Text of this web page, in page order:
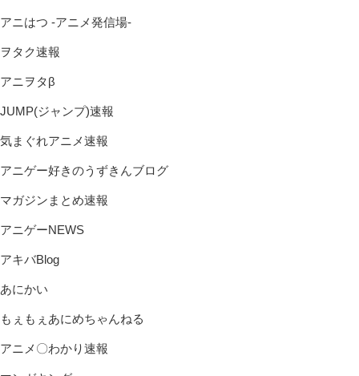
アニはつ -アニメ発信場-
ヲタク速報
アニヲタβ
JUMP(ジャンプ)速報
気まぐれアニメ速報
アニゲー好きのうずきんブログ
マガジンまとめ速報
アニゲーNEWS
アキバBlog
あにかい
もぇもぇあにめちゃんねる
アニメ〇わかり速報